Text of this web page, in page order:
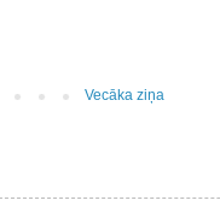
Vecāka ziņa